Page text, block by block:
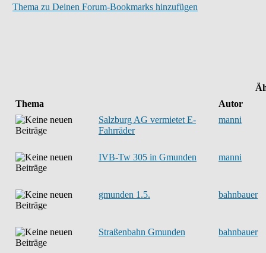
Thema zu Deinen Forum-Bookmarks hinzufügen
Thema
Autor
Salzburg AG vermietet E-
Fahrräder
manni
IVB-Tw 305 in Gmunden manni
gmunden 1.5. bahnbauer
Straßenbahn Gmunden bahnbauer